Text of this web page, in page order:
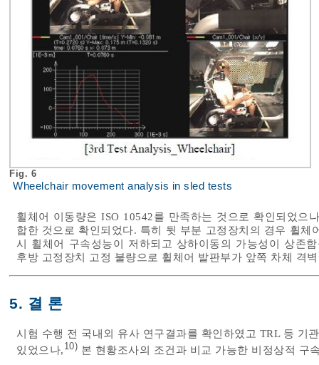
Fig. 6
Wheelchair movement analysis in sled tests
휠체어 이동량은 ISO 10542를 만족하는 것으로 확인되었으
합한 것으로 확인되었다. 특히 뒷 부분 고정장치의 경우 휠
시 휠체어 구속성능이 저하되고 상하이동의 가능성이 상존
후방 고정장치 고정 불량으로 휠체어 발판부가 앞쪽 차체 격
5. 결 론
시험 수행 전 국내외 유사 연구결과를 확인하였고 TRL 등 기
있었으나, 10) 본 현황조사의 조건과 비교 가능한 비정상적 구